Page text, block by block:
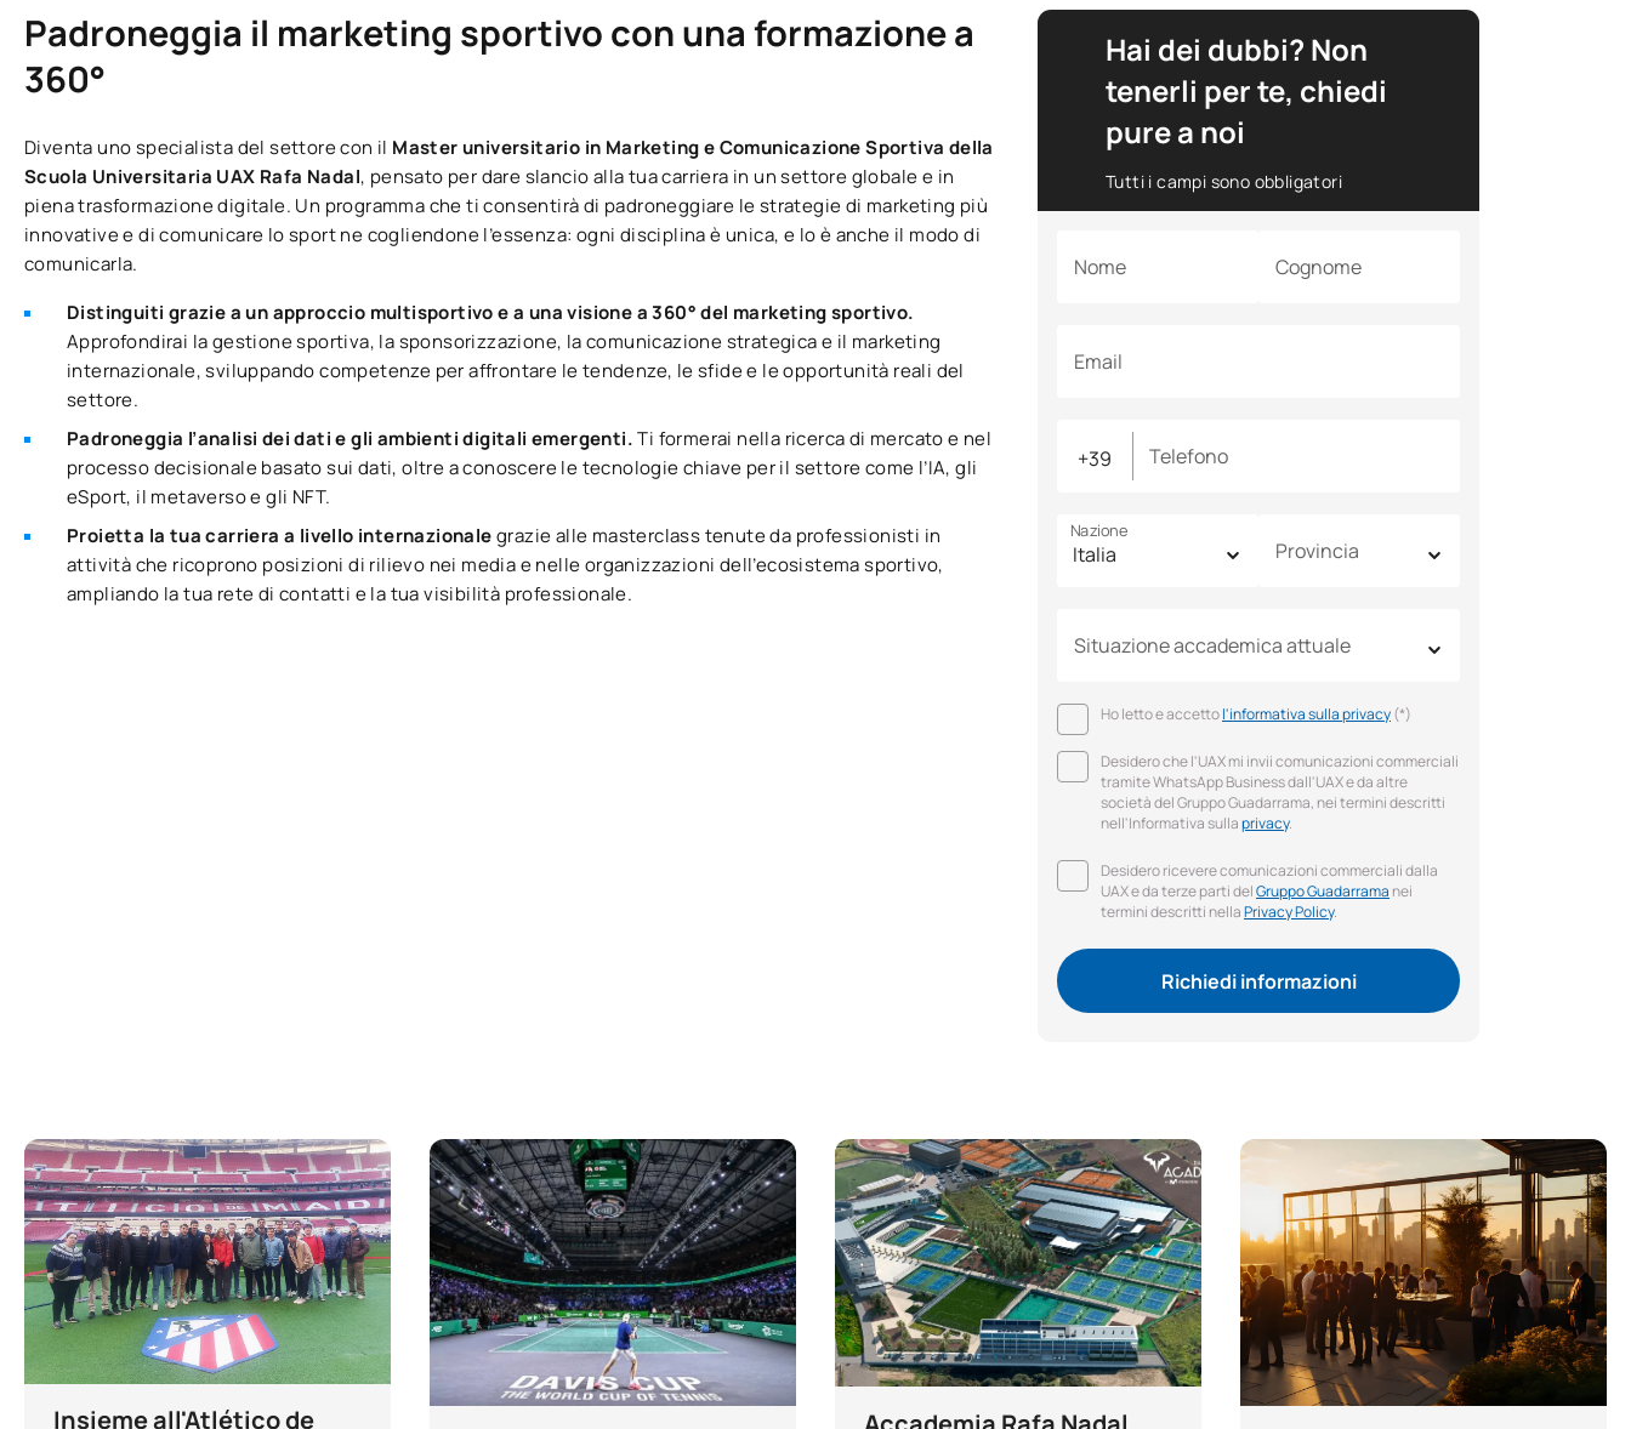
Padroneggia il marketing sportivo con una formazione a
360°
Diventa uno specialista del settore con il Master universitario in Marketing e Comunicazione Sportiva della
Scuola Universitaria UAX Rafa Nadal, pensato per dare slancio alla tua carriera in un settore globale e in
piena trasformazione digitale. Un programma che ti consentirà di padroneggiare le strategie di marketing più
innovative e di comunicare lo sport ne cogliendone l’essenza: ogni disciplina è unica, e lo è anche il modo di
comunicarla.
Distinguiti grazie a un approccio multisportivo e a una visione a 360° del marketing sportivo.
Approfondirai la gestione sportiva, la sponsorizzazione, la comunicazione strategica e il marketing
internazionale, sviluppando competenze per affrontare le tendenze, le sfide e le opportunità reali del
settore.
Padroneggia l’analisi dei dati e gli ambienti digitali emergenti.Ti formerai nella ricerca di mercato e nel
processo decisionale basato sui dati, oltre a conoscere le tecnologie chiave per il settore come l’IA, gli
eSport, il metaverso e gli NFT.
Proietta la tua carriera a livello internazionalegrazie alle masterclass tenute da professionisti in
attività che ricoprono posizioni di rilievo nei media e nelle organizzazioni dell’ecosistema sportivo,
ampliando la tua rete di contatti e la tua visibilità professionale.
Hai dei dubbi? Non
tenerli per te, chiedi
pure a noi
Tutti i campi sono obbligatori
Nome Cognome
Email
Telefono
Nazione
Provincia
Situazione accademica attuale
Ho letto e accettol'informativa sulla privacy(*)
Desidero che l'UAX mi invii comunicazioni commerciali
tramite WhatsApp Business dall'UAX e da altre
società del Gruppo Guadarrama, nei termini descritti
nell'Informativa sullaprivacy.
Desidero ricevere comunicazioni commerciali dalla
UAX e da terze parti delGruppo Guadarrama nei
termini descritti nellaPrivacy Policy.
Richiedi informazioni
Insieme all'Atlético de